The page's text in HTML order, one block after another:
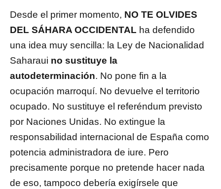
Desde el primer momento, NO TE OLVIDES
DEL SÁHARA OCCIDENTAL ha defendido
una idea muy sencilla: la Ley de Nacionalidad
Saharaui no sustituye la
autodeterminación. No pone fin a la
ocupación marroquí. No devuelve el territorio
ocupado. No sustituye el referéndum previsto
por Naciones Unidas. No extingue la
responsabilidad internacional de España como
potencia administradora de iure. Pero
precisamente porque no pretende hacer nada
de eso, tampoco debería exigírsele que